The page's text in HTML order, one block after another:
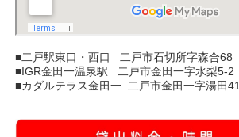
■二戸駅東口・西口 二戸市石切所字森合68
■IGR金田一温泉駅 二戸市金田一字水梨5-2
■カダルテラス金田一 二戸市金田一字湯田41